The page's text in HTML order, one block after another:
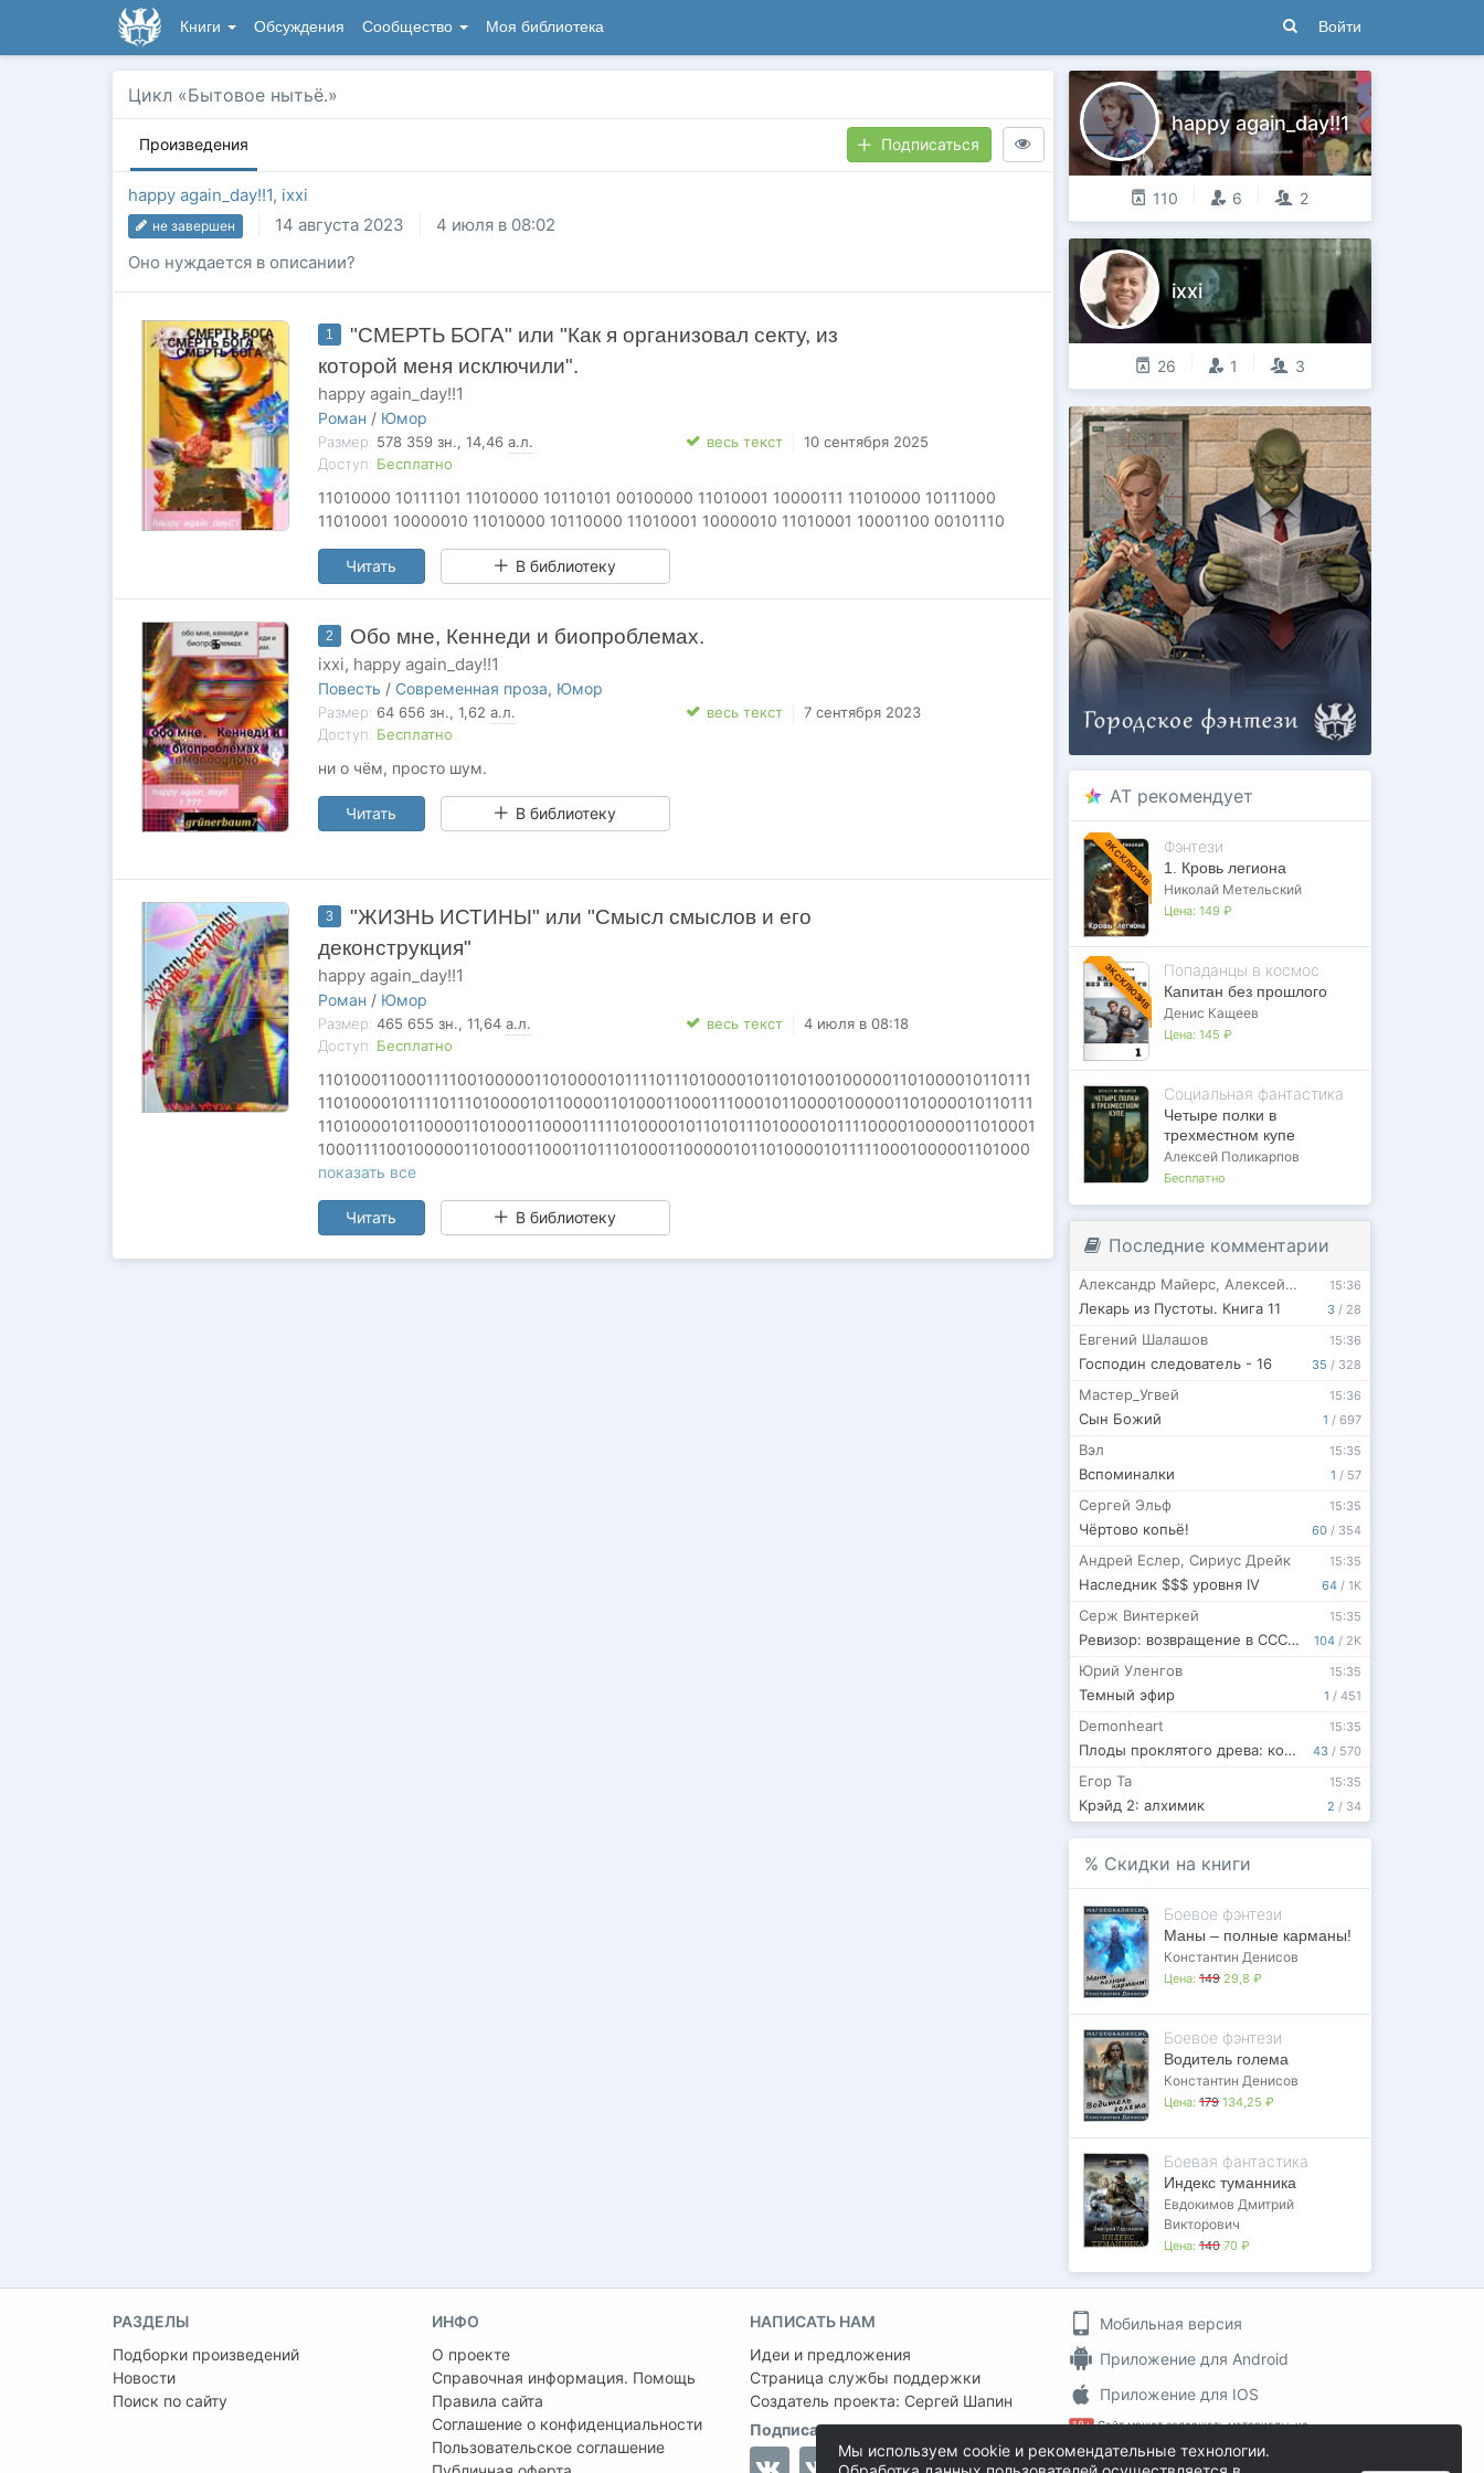
Книги Обсуждения Сообщество Моя библиотека Войти
Цикл «Бытовое нытьё.»
Произведения Подписаться
happy again_day!!1, ixxi
не завершен 14 августа 2023
4 июля в 08:02
Оно нуждается в описании?
1
"СМЕРТЬ БОГА" или "Как я организовал секту, из
которой меня исключили".
happy again_day!!1
Роман / Юмор
Размер: 578 359 зн., 14,46 а.л.
Доступ: Бесплатно
весь текст 10 сентября 2025
11010000 10111101 11010000 10110101 00100000 11010001 10000111 11010000 10111000
11010001 10000010 11010000 10110000 11010001 10000010 11010001 10001100 00101110
Читать В библиотеку
2 Обо мне, Кеннеди и биопроблемах.
ixxi, happy again_day!!1
Повесть / Современная проза, Юмор
Размер: 64 656 зн., 1,62 а.л.
Доступ: Бесплатно
весь текст 7 сентября 2023
ни о чём, просто шум.
Читать В библиотеку
3
"ЖИЗНЬ ИСТИНЫ" или "Смысл смыслов и его
деконструкция"
happy again_day!!1
Роман / Юмор
Размер: 465 655 зн., 11,64 а.л.
Доступ: Бесплатно
весь текст 4 июля в 08:18
11010001100011110010000011010000101111011101000010110101001000001101000010110111
11010000101111011101000010110000110100011000111000101100001000001101000010110111
11010000101100001101000110000111110100001011010111010000101111000010000011010001
1000111100100000110100011000110111010001100000101101000010111110001000001101000
01011110111010000101100001101000010111111110100001011100011010001100000011101000
показать все
Читать В библиотеку
happy again_day!!1
110 6 2
ixxi
26 1 3
AT рекомендует
ЭКСКЛЮЗИВ Фэнтези
1. Кровь легиона
Николай Метельский
Цена: 149 ₽
ЭКСКЛЮЗИВ Попаданцы в космос
Капитан без прошлого
Денис Кащеев
Цена: 145 ₽
Социальная фантастика
Четыре полки в
трехместном купе
Алексей Поликарпов
Бесплатно
Последние комментарии
3 / 28
15:36
Александр Майерс, Алексей Ермоленков
Лекарь из Пустоты. Книга 11
35 / 328
15:36
Евгений Шалашов
Господин следователь - 16
1 / 697
15:36
Мастер_Угвей
Сын Божий
1 / 57
15:35
Вэл
Вспоминалки
60 / 354
15:35
Сергей Эльф
Чёртово копьё!
64 / 1K
15:35
Андрей Еслер, Сириус Дрейк
Наследник $$$ уровня IV
104 / 2K
15:35
Серж Винтеркей
Ревизор: возвращение в СССР 62
1 / 451
15:35
Юрий Уленгов
Темный эфир
43 / 570
15:35
Demonheart
Плоды проклятого древа: концовка, которой не было
2 / 34
15:35
Егор Та
Крэйд 2: алхимик
% Скидки на книги
Боевое фэнтези
Маны – полные карманы!
Константин Денисов
Цена: 149 29,8 ₽
Боевое фэнтези
Водитель голема
Константин Денисов
Цена: 179 134,25 ₽
Боевая фантастика
Индекс туманника
Евдокимов Дмитрий
Викторович
Цена: 140 70 ₽
РАЗДЕЛЫ
Подборки произведений
Новости
Поиск по сайту
ИНФО
О проекте
Справочная информация. Помощь
Правила сайта
Соглашение о конфиденциальности
Пользовательское соглашение
НАПИСАТЬ НАМ
Идеи и предложения
Страница службы поддержки
Создатель проекта: Сергей Шапин
Подписаться на нас
Мобильная версия
Приложение для Android
Приложение для IOS
18+ Сайт может содержать материалы, не
достигшими 18 лет!
Мы используем cookie и рекомендательные технологии.